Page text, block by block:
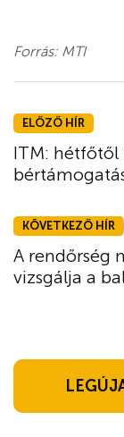
Forrás: MTI
ELŐZŐ HÍR
ITM: hétfőtől
KÖVETKEZŐ HÍR
A rendőrség
vizsgálja a